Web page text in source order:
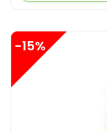
-15%